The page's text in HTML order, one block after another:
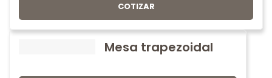
COTIZAR
Mesa trapezoidal